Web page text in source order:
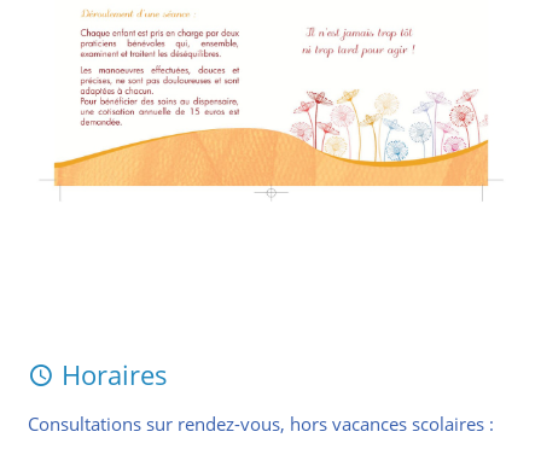
Horaires
Consultations sur rendez-vous, hors vacances scolaires :